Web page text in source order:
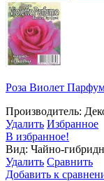
Роза Виолет
Производитель:
Удалить Избранное
В избранное!
Вид: Чайно-
Удалить Сравнить
Добавить к